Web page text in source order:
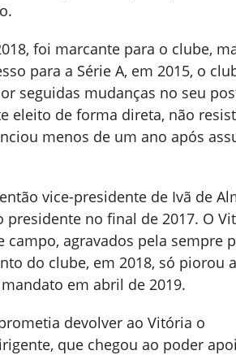
foi marcante para o clube,
para a Série A, em 2015, o
seguidas mudanças no seu
eleito de forma direta, não
menos de um ano após
vice-presidente de Ivã de
no final de 2017. O
agravados pela sempre
do clube, em 2018, só piorou a
em abril de 2019.
devolver ao Vitória o
que chegou ao poder